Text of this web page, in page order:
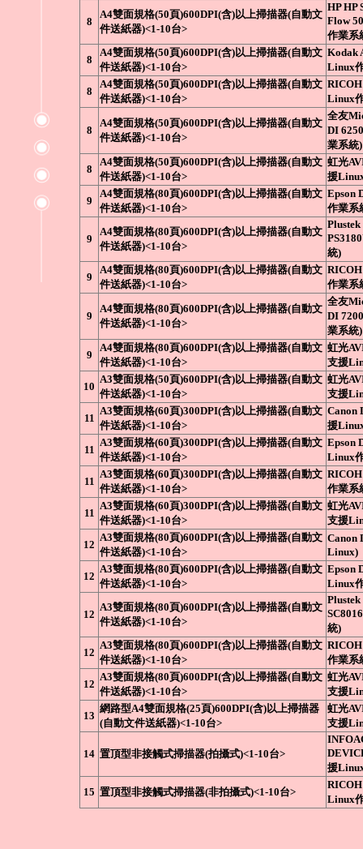
8
A4雙面規格(50頁)600DPI(含)以上掃描器(自動文
件送紙器)<1-10台>
HP HP
Flow
作業系
8
A4雙面規格(50頁)600DPI(含)以上掃描器(自動文
件送紙器)<1-10台>
Kodak
Linux
8
A4雙面規格(50頁)600DPI(含)以上掃描器(自動文
件送紙器)<1-10台>
Linux
8
A4雙面規格(50頁)600DPI(含)以上掃描器(自動文
件送紙器)<1-10台>
全友
DI
業系統)
8
A4雙面規格(50頁)600DPI(含)以上掃描器(自動文
件送紙器)<1-10台>
虹光
援
9
A4雙面規格(80頁)600DPI(含)以上掃描器(自動文
件送紙器)<1-10台>
Epson
作業系
9
A4雙面規格(80頁)600DPI(含)以上掃描器(自動文
件送紙器)<1-10台>
統)
9
A4雙面規格(80頁)600DPI(含)以上掃描器(自動文
件送紙器)<1-10台>
作業系
9
A4雙面規格(80頁)600DPI(含)以上掃描器(自動文
件送紙器)<1-10台>
全友
DI
業系統)
9
A4雙面規格(80頁)600DPI(含)以上掃描器(自動文
件送紙器)<1-10台>
虹光
支援
10
A3雙面規格(50頁)600DPI(含)以上掃描器(自動文
件送紙器)<1-10台>
虹光
支援
11
A3雙面規格(60頁)300DPI(含)以上掃描器(自動文
件送紙器)<1-10台>
Canon
援
11
A3雙面規格(60頁)300DPI(含)以上掃描器(自動文
件送紙器)<1-10台>
Epson
Linux
11
A3雙面規格(60頁)300DPI(含)以上掃描器(自動文
件送紙器)<1-10台>
作業系
11
A3雙面規格(60頁)300DPI(含)以上掃描器(自動文
件送紙器)<1-10台>
虹光
支援
12
A3雙面規格(80頁)600DPI(含)以上掃描器(自動文
件送紙器)<1-10台>
Canon
Linux)
12
A3雙面規格(80頁)600DPI(含)以上掃描器(自動文
件送紙器)<1-10台>
Epson
Linux
12
A3雙面規格(80頁)600DPI(含)以上掃描器(自動文
件送紙器)<1-10台>
統)
12
A3雙面規格(80頁)600DPI(含)以上掃描器(自動文
件送紙器)<1-10台>
作業系
12
A3雙面規格(80頁)600DPI(含)以上掃描器(自動文
件送紙器)<1-10台>
虹光
支援
13
網路型A4雙面規格(25頁)600DPI(含)以上掃描器
(自動文件送紙器)<1-10台>
虹光
支援
14 置頂型非接觸式掃描器(拍攝式)<1-10台>
援
15 置頂型非接觸式掃描器(非拍攝式)<1-10台>
Linux